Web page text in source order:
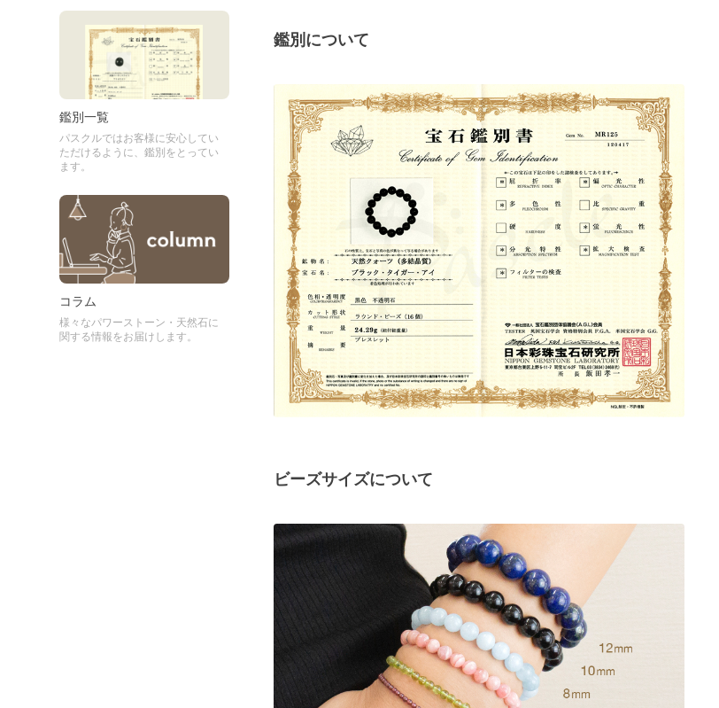
鑑別一覧
パスクルではお客様に安心してい
ただけるように、鑑別をとってい
ます。
コラム
様々なパワーストーン・天然石に
関する情報をお届けします。
鑑別について
ビーズサイズについて